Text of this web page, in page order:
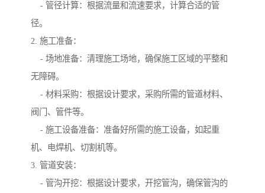
- 管径计算：根据流量和流速要求，计算合适的管
径。
2. 施工准备：
- 场地准备：清理施工场地，确保施工区域的平整和
无障碍。
- 材料采购：根据设计要求，采购所需的管道材料、
阀门、管件等。
- 施工设备准备：准备好所需的施工设备，如起重
机、电焊机、切割机等。
3. 管道安装：
- 管沟开挖：根据设计要求，开挖管沟，确保管沟的